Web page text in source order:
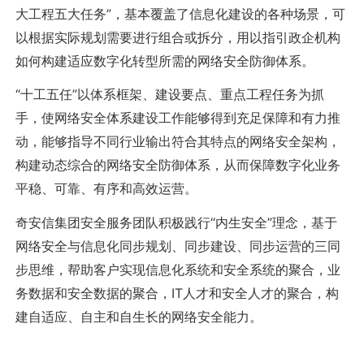
大工程五大任务”，基本覆盖了信息化建设的各种场景，可
以根据实际规划需要进行组合或拆分，用以指引政企机构
如何构建适应数字化转型所需的网络安全防御体系。
“十工五任”以体系框架、建设要点、重点工程任务为抓
手，使网络安全体系建设工作能够得到充足保障和有力推
动，能够指导不同行业输出符合其特点的网络安全架构，
构建动态综合的网络安全防御体系，从而保障数字化业务
平稳、可靠、有序和高效运营。
奇安信集团安全服务团队积极践行“内生安全”理念，基于
网络安全与信息化同步规划、同步建设、同步运营的三同
步思维，帮助客户实现信息化系统和安全系统的聚合，业
务数据和安全数据的聚合，IT人才和安全人才的聚合，构
建自适应、自主和自生长的网络安全能力。